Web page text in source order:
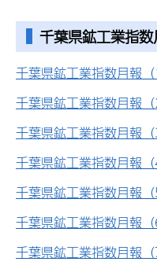
千葉県鉱工業指
千葉県鉱工業指数月報（
千葉県鉱工業指数月報（
千葉県鉱工業指数月報（
千葉県鉱工業指数月報（
千葉県鉱工業指数月報（
千葉県鉱工業指数月報（
千葉県鉱工業指数月報（